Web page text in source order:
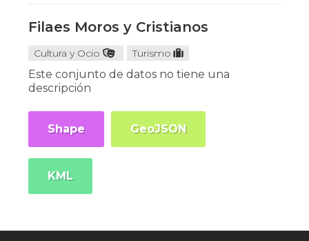
Filaes Moros y Cristianos
Cultura y Ocio Turismo
Este conjunto de datos no tiene una
descripción
Shape GeoJSON
KML